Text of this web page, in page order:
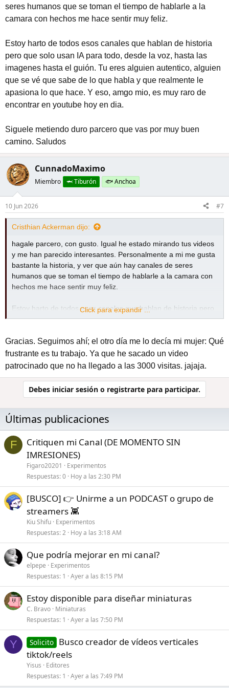
Mi conclución es que, si quieres hacer shorts para ganar
funcione. Revisa tu canal y mira cuales son los temas/videos
que más te hayan funcionado y trata de replicarlos lo mejor que
puedas.
Ahora, si quieres hacer shorts por comodidad, en plan, que
puedes hacer más en menos tiempo y ser más activo, te diría
mejorando tus videos, la dicción y la edición, y, supongo que
eventualmente pasara algo.
Saludos
seres humanos que se toman el tiempo de hablarle a la
camara con hechos me hace sentir muy feliz.
Estoy harto de todos esos canales que hablan de historia
pero que solo usan IA para todo, desde la voz, hasta las
imagenes hasta el guión. Tu eres alguien autentico, alguien
que se vé que sabe de lo que habla y que realmente le
apasiona lo que hace. Y eso, amgo mio, es muy raro de
encontrar en youtube hoy en dia.
Siguele metiendo duro parcero que vas por muy buen
camino. Saludos
CunnadoMaximo
Miembro 🦈 Tiburón 🐟 Anchoa
10 Jun 2026 #7
Cristhian Ackerman dijo:
hagale parcero, con gusto. Igual he estado mirando tus videos
y me han parecido interesantes. Personalmente a mi me gusta
bastante la historia, y ver que aún hay canales de seres
humanos que se toman el tiempo de hablarle a la camara con
hechos me hace sentir muy feliz.
Estoy harto de todos esos canales que hablan de historia pero
que solo usan IA para todo, desde la voz, hasta las imagenes
que sabe de lo que habla y que realmente le apasiona lo que
hace. Y eso, amgo mio, es muy raro de encontrar en youtube
hoy en dia.
Siguele metiendo duro parcero que vas por muy buen camino.
Saludos
Click para expandir ...
Gracias. Seguimos ahí; el otro día me lo decía mi mujer: Qué
frustrante es tu trabajo. Ya que he sacado un video
patrocinado que no ha llegado a las 3000 visitas. jajaja.
Debes iniciar sesión o registrarte para participar.
Últimas publicaciones
F
Critiquen mi Canal (DE MOMENTO SIN
IMRESIONES)
Figaro20201
Experimentos
Respuestas 0 Hoy a las 2:30 PM
[BUSCO] 👉 Unirme a un PODCAST o grupo de
streamers 👾
Kiu Shifu Experimentos
Respuestas 2 Hoy a las 3:18 AM
Que podría mejorar en mi canal?
elpepe
Experimentos
Respuestas 1 Ayer a las 8:15 PM
Estoy disponible para diseñar miniaturas
C. Bravo Miniaturas
Respuestas 1 Ayer a las 7:50 PM
Y Solicito Busco creador de vídeos verticales
tiktok/reels
Yisus
Editores
Respuestas 1 Ayer a las 7:49 PM